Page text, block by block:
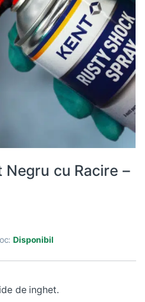
Negru cu Racire –
Disponibil
de inghet.